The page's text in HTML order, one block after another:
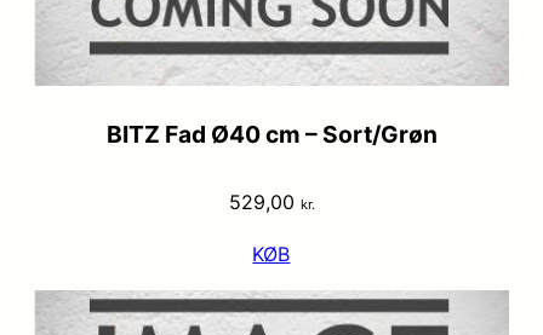
BITZ Fad Ø40 cm – Sort/Grøn
529,00 kr.
KØB